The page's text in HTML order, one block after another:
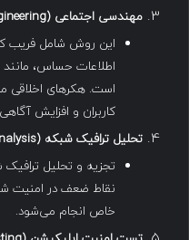
مهندسی اجتماعی (Social Engineering)
این روش شامل فریب
اطلاعات حساس،
است. هکرهای اخلاقی
کاربران و افزایش
تحلیل ترافیک شبکه (Network Traffic Analysis)
تجزیه و تحلیل
نقاط ضعف در امنیت
خاص انجام می‌شود.